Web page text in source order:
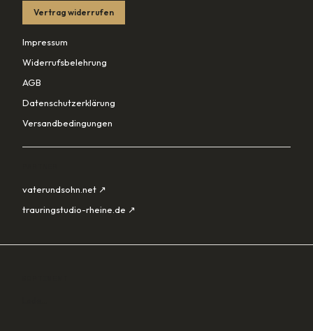
Vertrag widerrufen
Impressum
Widerrufsbelehrung
AGB
Datenschutzerklärung
Versandbedingungen
vaterundsohn.net ↗
trauringstudio-rheine.de ↗